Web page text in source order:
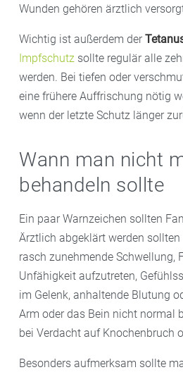
Wunden gehören ärztlich
Wichtig ist außerdem der
Impfschutz sollte regulär alle
werden. Bei tiefen oder
eine frühere Auffrischung nötig
wenn der letzte Schutz länger
Wann man nicht
behandeln sollte
Ein paar Warnzeichen sollten
Ärztlich abgeklärt werden sollten
rasch zunehmende Schwellung,
Unfähigkeit aufzutreten,
im Gelenk, anhaltende Blutung
Arm oder das Bein nicht normal
bei Verdacht auf Knochenbruch
Besonders aufmerksam sollte